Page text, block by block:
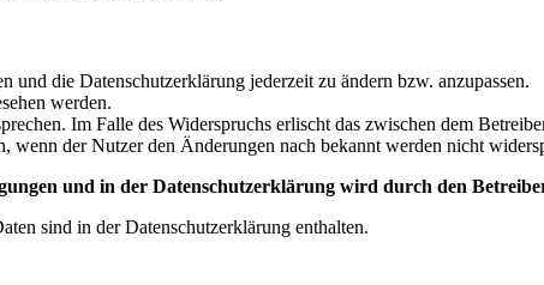
und die Datenschutzerklärung jederzeit zu ändern bzw. anzupassen.
werden.
Im Falle des Widerspruchs erlischt das zwischen dem
wenn der Nutzer den Änderungen nach bekannt werden nicht
und in der Datenschutzerklärung wird durch den
sind in der Datenschutzerklärung enthalten.